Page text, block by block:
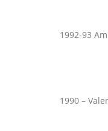
1992-93
1990 –